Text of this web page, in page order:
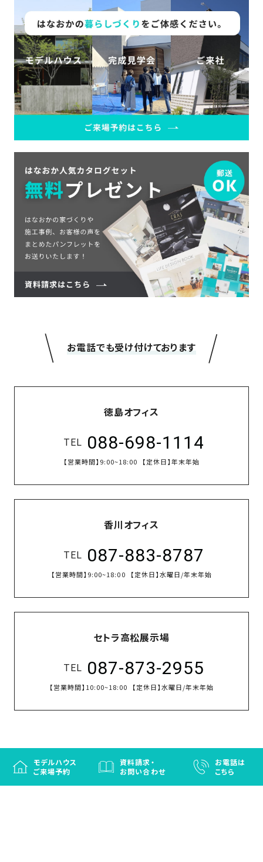
モデルハウス
ご来場予約
資料請求・
お問い合わせ
お電話は
こちら
＼お電話でも受け付けております／
徳島オフィス
TEL 088-698-1114
【営業時間】 9:00~18:00 【定休日】年末年始
香川オフィス
TEL 087-883-8787
【営業時間】 9:00~18:00 【定休日】水曜日/年末年始
セトラ高松展示場
TEL 087-873-2955
【営業時間】 10:00~18:00 【定休日】水曜日/年末年始